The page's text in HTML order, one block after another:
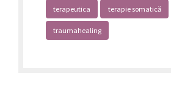
terapeutica terapie somatică
traumahealing